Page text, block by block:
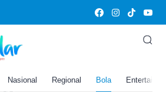
Nasional Regional Bola
Pelakor
Begini
Shinta yang